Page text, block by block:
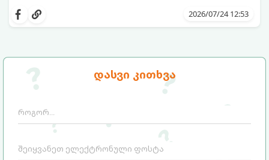
დასვი კითხვა
ავტომატურად ზრდის ყოველდღიურ
პრაქტიკული წესის ცოდნით2026/07/24 12:53